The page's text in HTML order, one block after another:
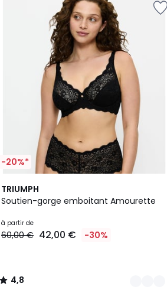
-20%*
TRIUMPH
Soutien-gorge emboitant Amourette
à partir de
60,00 € 42,00 € -30%
4,8
/ 5
9
Couleurs
4,8
/